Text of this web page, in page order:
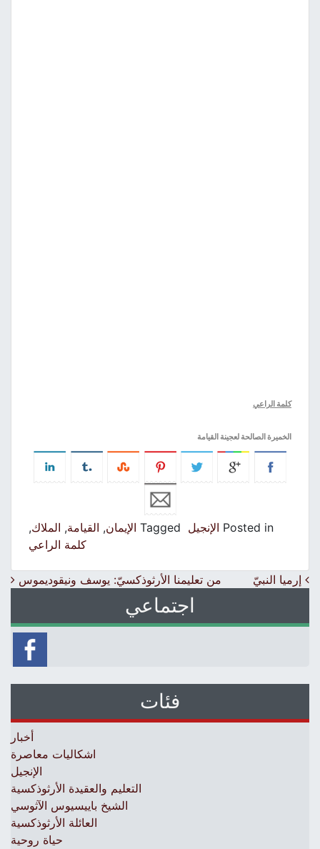
كلمة الراعي
الخميرة الصالحة لعجينة القيامة
Posted in الإنجيل Tagged الإيمان,القيامة,الملاك,
كلمة الراعي
Post navigation
إرميا النبيّ من تعليمنا الأرثوذكسيّ: يوسف ونيقوديموس
اجتماعي
فئات
أخبار
اشكاليات معاصرة
الإنجيل
التعليم والعقيدة الأرثوذكسية
الشيخ باييسيوس الآثوسي
العائلة الأرثوذكسية
حياة روحية